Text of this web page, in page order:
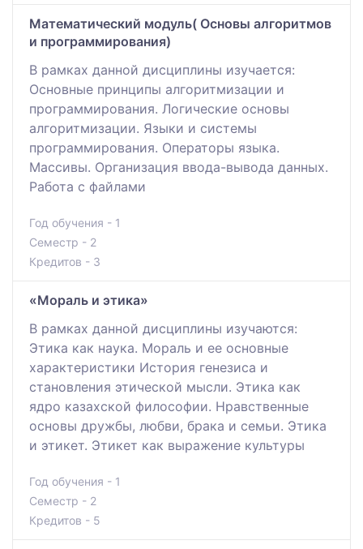
Математический модуль( Основы алгоритмов
и программирования)
В рамках данной дисциплины изучается:
Основные принципы алгоритмизации и
программирования. Логические основы
алгоритмизации. Языки и системы
программирования. Операторы языка.
Массивы. Организация ввода-вывода данных.
Работа с файлами
Год обучения - 1
Семестр - 2
Кредитов - 3
«Мораль и этика»
В рамках данной дисциплины изучаются:
Этика как наука. Мораль и ее основные
характеристики История генезиса и
становления этической мысли. Этика как
ядро казахской философии. Нравственные
основы дружбы, любви, брака и семьи. Этика
и этикет. Этикет как выражение культуры
Год обучения - 1
Семестр - 2
Кредитов - 5